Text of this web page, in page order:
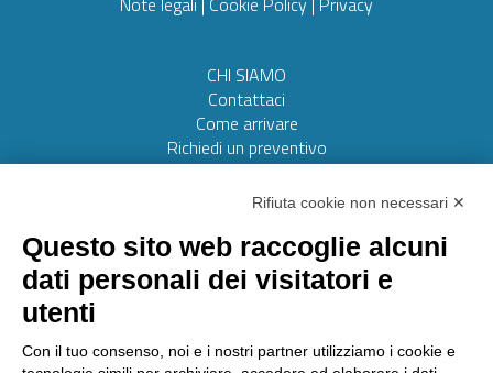
CHI SIAMO
Contattaci
Come arrivare
Richiedi un preventivo
Web realizzato da:Otto srl
AMMINISTRAZIONE TRASPARENTE
Segnalazioni
Rifiuta cookie non necessari ✕
Questo sito web raccoglie alcuni
dati personali dei visitatori e
utenti
Con il tuo consenso, noi e i nostri partner utilizziamo i cookie e